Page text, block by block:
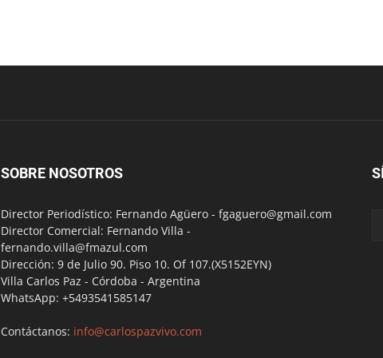
SOBRE NOSOTROS
Director Periodístico: Fernando Agüero - fgaguero@gmail.com
Director Comercial: Fernando Villa -
fernando.villa@fmazul.com
Dirección: 9 de Julio 90. Piso 10. Of 107.(X5152EYN)
Villa Carlos Paz - Córdoba - Argentina
WhatsApp: +5493541585147
Contáctanos: info@carlospazvivo.com